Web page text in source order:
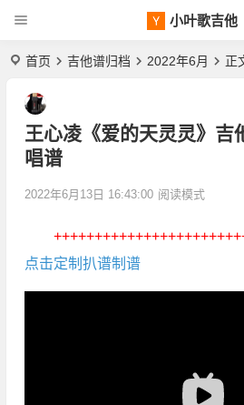
小叶歌吉他
首页 吉他谱归档 2022年6月 正
王心凌《爱的天灵灵》吉
唱谱
2022年6月13日 16:43:00 阅读模式
点击定制扒谱制谱